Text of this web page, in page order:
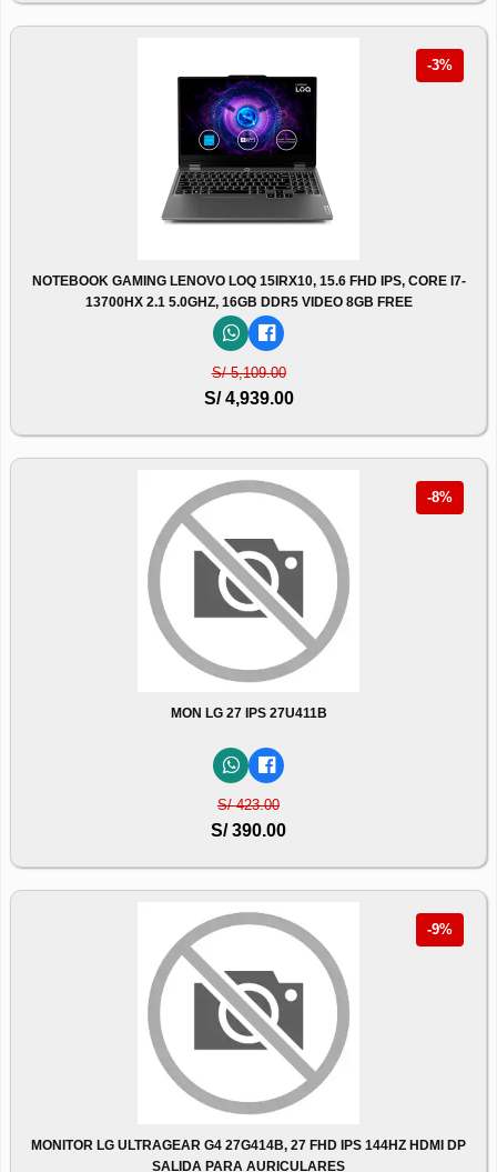
-3%
NOTEBOOK GAMING LENOVO LOQ 15IRX10, 15.6 FHD IPS, CORE I7-
13700HX 2.1 5.0GHZ, 16GB DDR5 VIDEO 8GB FREE
S/ 5,109.00
S/ 4,939.00
-8%
MON LG 27 IPS 27U411B
S/ 423.00
S/ 390.00
-9%
MONITOR LG ULTRAGEAR G4 27G414B, 27 FHD IPS 144HZ HDMI DP
SALIDA PARA AURICULARES